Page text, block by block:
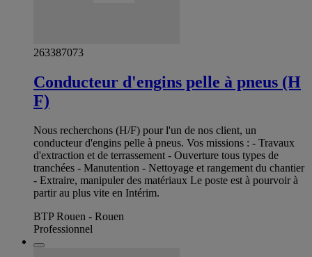
263387073
Conducteur d'engins pelle à pneus (H
F)
Nous recherchons (H/F) pour l'un de nos client, un
conducteur d'engins pelle à pneus. Vos missions : - Travaux
d'extraction et de terrassement - Ouverture tous types de
tranchées - Manutention - Nettoyage et rangement du chantier
- Extraire, manipuler des matériaux Le poste est à pourvoir à
partir au plus vite en Intérim.
BTP Rouen - Rouen
Professionnel